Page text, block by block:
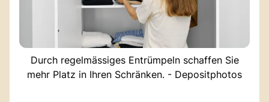
Durch regelmässiges Entrümpeln schaffen Sie
mehr Platz in Ihren Schränken. - Depositphotos